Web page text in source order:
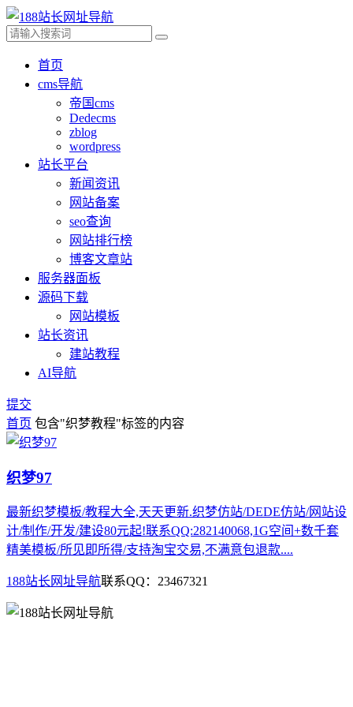
首页
cms导航
帝国cms
Dedecms
zblog
wordpress
站长平台
新闻资讯
网站备案
seo查询
网站排行榜
博客文章站
服务器面板
源码下载
网站模板
站长资讯
建站教程
AI导航
提交
首页 包含"织梦教程"标签的内容
织梦97
最新织梦模板/教程大全,天天更新.织梦仿站/DEDE仿站/网站设
计/制作/开发/建设80元起!联系QQ:282140068,1G空间+数千套
精美模板/所见即所得/支持淘宝交易,不满意包退款....
188站长网址导航联系QQ：23467321